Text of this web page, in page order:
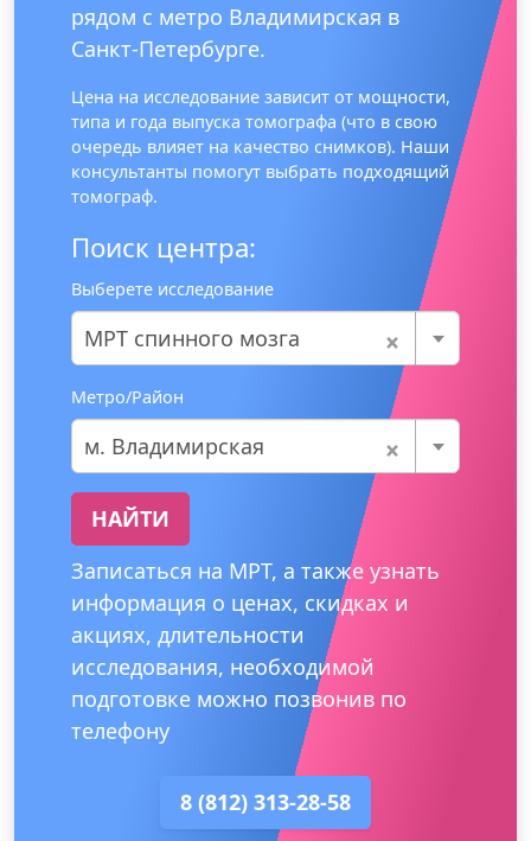
рядом с метро Владимирская в
Санкт-Петербурге.
Цена на исследование зависит от мощности,
типа и года выпуска томографа (что в свою
очередь влияет на качество снимков). Наши
консультанты помогут выбрать подходящий
томограф.
Поиск центра:
Выберете исследование
×
МРТ спинного мозга
Метро/Район
×
м. Владимирская
НАЙТИ
Записаться на МРТ, а также узнать
информация о ценах, скидках и
акциях, длительности
исследования, необходимой
подготовке можно позвонив по
телефону
8 (812) 313-28-58